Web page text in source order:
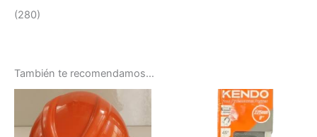
(280)
También te recomendamos…